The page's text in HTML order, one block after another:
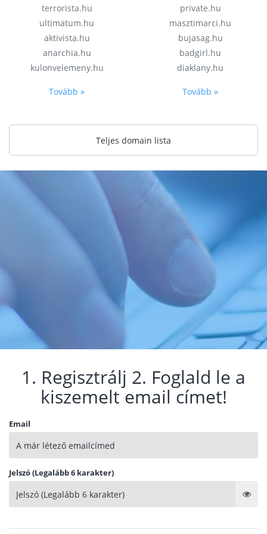
terrorista.hu
ultimatum.hu
aktivista.hu
anarchia.hu
kulonvelemeny.hu
Tovább »
private.hu
masztimarci.hu
bujasag.hu
badgirl.hu
diaklany.hu
Tovább »
Teljes domain lista
1. Regisztrálj 2. Foglald le a
kiszemelt email címet!
Email
Jelszó (Legalább 6 karakter)